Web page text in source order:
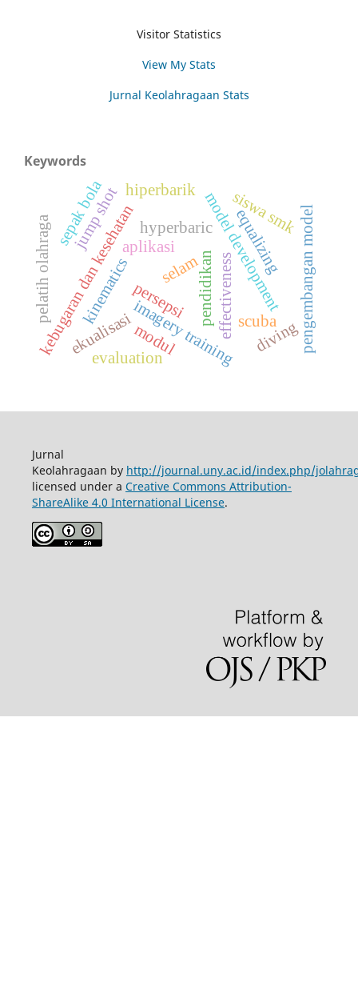
Visitor Statistics
View My Stats
Jurnal Keolahragaan Stats
Keywords
effectiveness
selammodel development
imagery training
aplikasi
persepsi
kebugaran dan kesehatan equalizing
hyperbaric
scuba
diving
ekualisasi
hiperbarik
jump shot
kinematics pendidikan
sepak bola
pelatih olahraga
modul pengembangan model
siswa smk
evaluation
Jurnal
Keolahragaan by http://journal.uny.ac.id/index.php/
licensed under a Creative Commons Attribution-
ShareAlike 4.0 International License.